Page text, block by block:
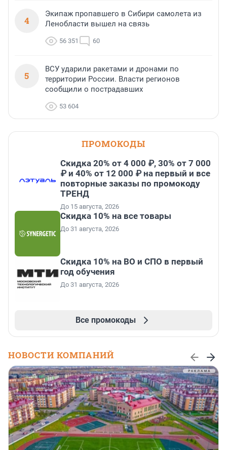
4
Экипаж пропавшего в Сибири самолета из
Ленобласти вышел на связь
56 351 60
5
ВСУ ударили ракетами и дронами по
территории России. Власти регионов
сообщили о пострадавших
53 604
ПРОМОКОДЫ
Скидка 20% от 4 000 ₽, 30% от 7 000
₽ и 40% от 12 000 ₽ на первый и все
повторные заказы по промокоду
ТРЕНД
До 15 августа, 2026
Скидка 10% на все товары
До 31 августа, 2026
Скидка 10% на ВО и СПО в первый
год обучения
До 31 августа, 2026
Все промокоды
НОВОСТИ КОМПАНИЙ